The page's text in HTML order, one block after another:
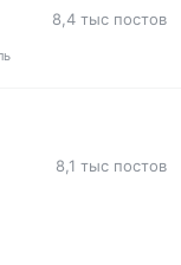
8,4 тыс постов
8,1 тыс постов